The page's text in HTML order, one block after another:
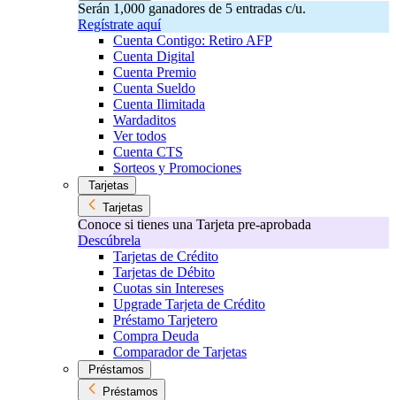
Serán 1,000 ganadores de 5 entradas c/u.
Regístrate aquí
Cuenta Contigo: Retiro AFP
Cuenta Digital
Cuenta Premio
Cuenta Sueldo
Cuenta Ilimitada
Wardaditos
Ver todos
Cuenta CTS
Sorteos y Promociones
Tarjetas
Tarjetas
Conoce si tienes una Tarjeta pre-aprobada
Descúbrela
Tarjetas de Crédito
Tarjetas de Débito
Cuotas sin Intereses
Upgrade Tarjeta de Crédito
Préstamo Tarjetero
Compra Deuda
Comparador de Tarjetas
Préstamos
Préstamos